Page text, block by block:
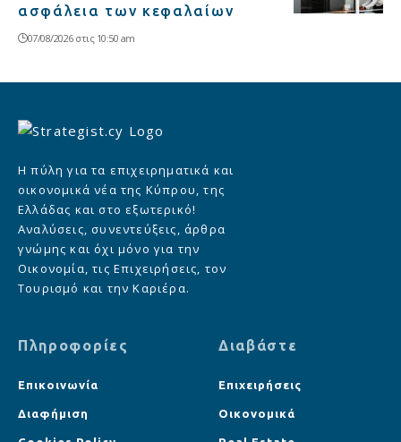
ασφάλεια των κεφαλαίων
07/08/2026 στις 10:50 am
Η πύλη για τα επιχειρηματικά και
οικονομικά νέα της Κύπρου, της
Ελλάδας και στο εξωτερικό!
Αναλύσεις, συνεντεύξεις, άρθρα
γνώμης και όχι μόνο για την
Οικονομία, τις Επιχειρήσεις, τον
Τουρισμό και την Καριέρα.
Πληροφορίες
Επικοινωνία
Διαφήμιση
Διαβάστε
Επιχειρήσεις
Οικονομικά